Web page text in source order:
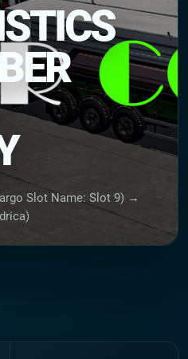
Slot Name: Slot 9) →